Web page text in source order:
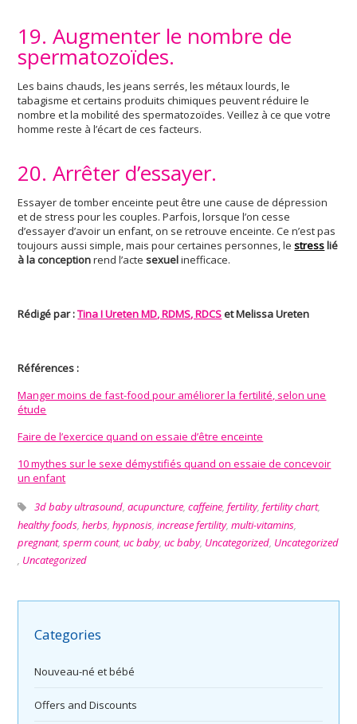
19. Augmenter le nombre de
spermatozoïdes.
Les bains chauds, les jeans serrés, les métaux lourds, le
tabagisme et certains produits chimiques peuvent réduire le
nombre et la mobilité des spermatozoïdes. Veillez à ce que votre
homme reste à l’écart de ces facteurs.
20. Arrêter d’essayer.
Essayer de tomber enceinte peut être une cause de dépression
et de stress pour les couples. Parfois, lorsque l’on cesse
d’essayer d’avoir un enfant, on se retrouve enceinte. Ce n’est pas
toujours aussi simple, mais pour certaines personnes, lestresslié
à la conceptionrend l’actesexuelinefficace.
Rédigé par :Tina I Ureten MD, RDMS, RDCSet Melissa Ureten
Références :
Manger moins de fast-food pour améliorer la fertilité, selon une
étude
Faire de l’exercice quand on essaie d’être enceinte
10 mythes sur le sexe démystifiés quand on essaie de concevoir
un enfant
3d baby ultrasound,acupuncture,caffeine,fertility,fertility chart,
healthy foods,herbs,hypnosis,increase fertility,multi-vitamins,
pregnant,sperm count,uc baby,uc baby, Uncategorized, Uncategorized
, Uncategorized
Categories
Nouveau-né et bébé
Offers and Discounts